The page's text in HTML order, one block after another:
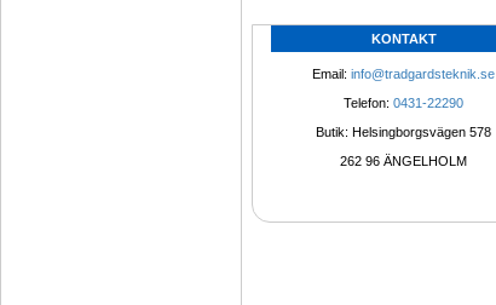
KONTAKT
Email: info@tradgardsteknik.se
Telefon: 0431-22290
Butik: Helsingborgsvägen 578
262 96 ÄNGELHOLM